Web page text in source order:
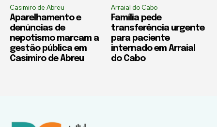
Casimiro de Abreu
Aparelhamento e
denúncias de
nepotismo marcam a
gestão pública em
Casimiro de Abreu
Arraial do Cabo
Família pede
transferência urgente
para paciente
internado em Arraial
do Cabo